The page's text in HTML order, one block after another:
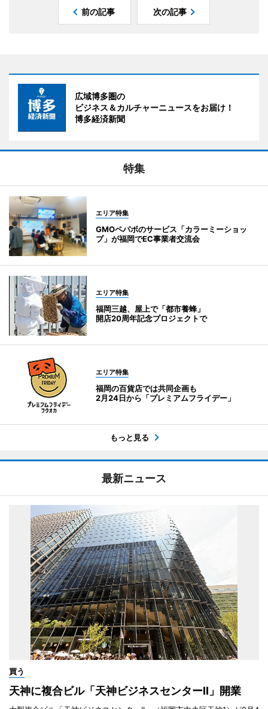
前の記事 次の記事
広域博多圏の
ビジネス＆カルチャーニュースをお届け！
博多経済新聞
特集
エリア特集
GMOペパボのサービス「カラーミーショッ
プ」が福岡でEC事業者交流会
エリア特集
福岡三越、屋上で「都市養蜂」
開店20周年記念プロジェクトで
エリア特集
福岡の百貨店では共同企画も
2月24日から「プレミアムフライデー」
もっと見る
最新ニュース
買う
天神に複合ビル「天神ビジネスセンターII」開業